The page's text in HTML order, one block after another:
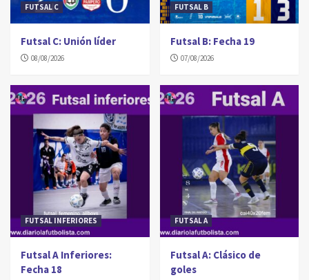
FUTSAL C
Futsal C: Unión líder
08/08/2026
FUTSAL B
Futsal B: Fecha 19
07/08/2026
FUTSAL INFERIORES
Futsal A Inferiores:
Fecha 18
FUTSAL A
Futsal A: Clásico de
goles